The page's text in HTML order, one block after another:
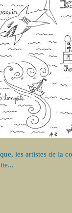
les artistes de la